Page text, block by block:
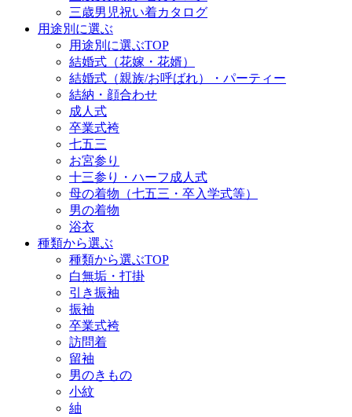
三歳男児祝い着カタログ
用途別に選ぶ
用途別に選ぶTOP
結婚式（花嫁・花婿）
結婚式（親族/お呼ばれ）・パーティー
結納・顔合わせ
成人式
卒業式袴
七五三
お宮参り
十三参り・ハーフ成人式
母の着物（七五三・卒入学式等）
男の着物
浴衣
種類から選ぶ
種類から選ぶTOP
白無垢・打掛
引き振袖
振袖
卒業式袴
訪問着
留袖
男のきもの
小紋
紬